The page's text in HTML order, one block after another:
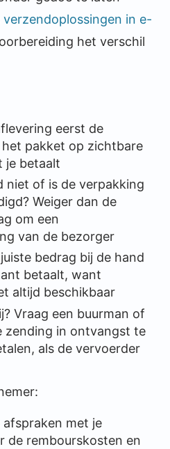
verzendoplossingen in e-
het verschil
eerst de
pakket op zichtbare
je betaalt
niet of is de verpakking
Weiger dan de
om een
van de bezorger
bedrag bij de hand
betaalt, want
altijd beschikbaar
Vraag een buurman of
zending in ontvangst te
als de vervoerder
afspraken met je
de rembourskosten en